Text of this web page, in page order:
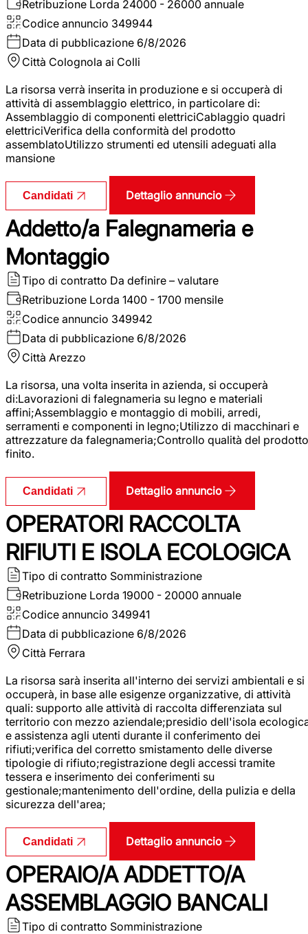
Retribuzione Lorda 24000 - 26000 annuale
Codice annuncio 349944
Data di pubblicazione 6/8/2026
Città Colognola ai Colli
La risorsa verrà inserita in produzione e si occuperà di
attività di assemblaggio elettrico, in particolare di:
Assemblaggio di componenti elettriciCablaggio quadri
elettriciVerifica della conformità del prodotto
assemblatoUtilizzo strumenti ed utensili adeguati alla
mansione
Candidati Dettaglio annuncio
Addetto/a Falegnameria e
Montaggio
Tipo di contratto Da definire – valutare
Retribuzione Lorda 1400 - 1700 mensile
Codice annuncio 349942
Data di pubblicazione 6/8/2026
Città Arezzo
La risorsa, una volta inserita in azienda, si occuperà
di:Lavorazioni di falegnameria su legno e materiali
affini;Assemblaggio e montaggio di mobili, arredi,
serramenti e componenti in legno;Utilizzo di macchinari e
attrezzature da falegnameria;Controllo qualità del prodotto
finito.
Candidati Dettaglio annuncio
OPERATORI RACCOLTA
RIFIUTI E ISOLA ECOLOGICA
Tipo di contratto Somministrazione
Retribuzione Lorda 19000 - 20000 annuale
Codice annuncio 349941
Data di pubblicazione 6/8/2026
Città Ferrara
La risorsa sarà inserita all'interno dei servizi ambientali e si
occuperà, in base alle esigenze organizzative, di attività
quali: supporto alle attività di raccolta differenziata sul
territorio con mezzo aziendale;presidio dell'isola
e assistenza agli utenti durante il conferimento dei
rifiuti;verifica del corretto smistamento delle diverse
tipologie di rifiuto;registrazione degli accessi tramite
tessera e inserimento dei conferimenti su
gestionale;mantenimento dell'ordine, della pulizia e della
sicurezza dell'area;
Candidati Dettaglio annuncio
OPERAIO/A ADDETTO/A
ASSEMBLAGGIO BANCALI
Tipo di contratto Somministrazione